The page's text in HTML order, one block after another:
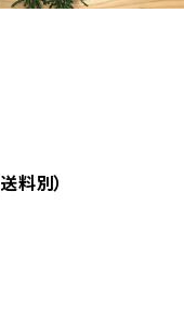
料別）